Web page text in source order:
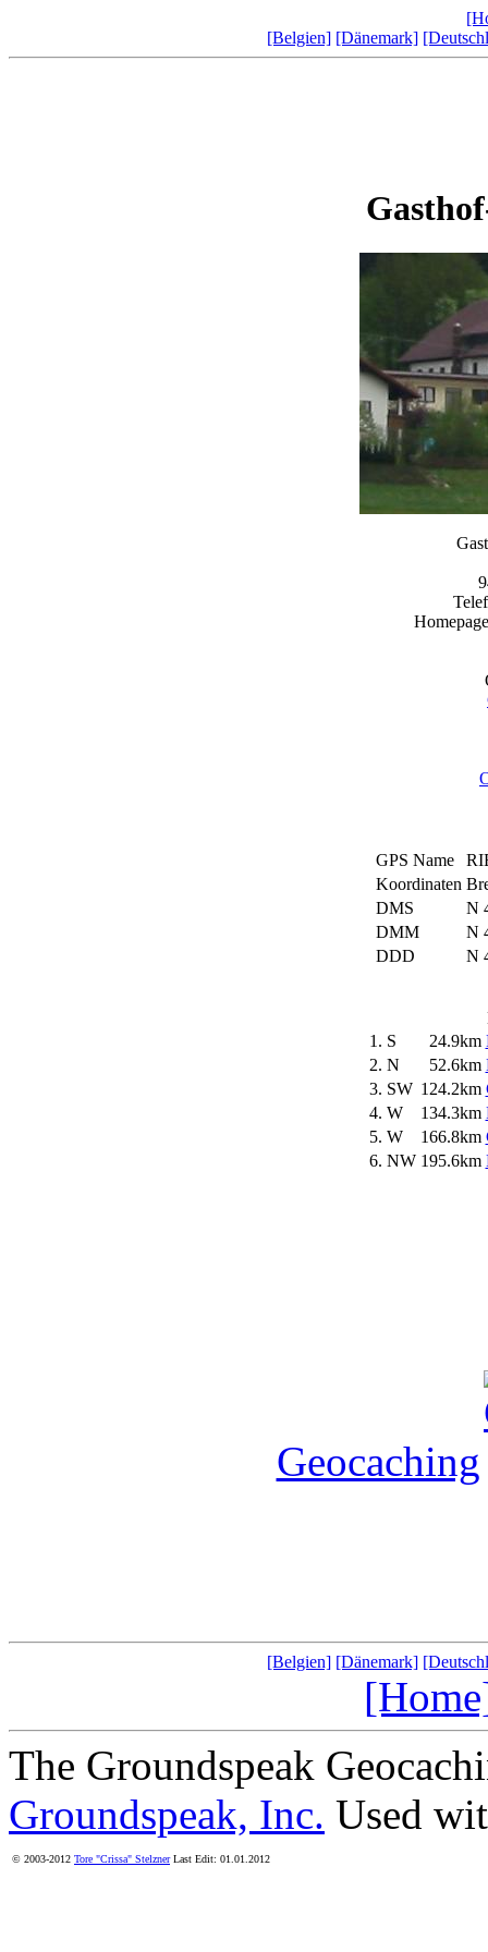
[Belgien] [Dänemark]
GPS Name
Koordinaten
DMS
N
DMM
N
DDD
N
1. S 24.9km
2. N 52.6km
3. SW 124.2km
4. W 134.3km
5. W 166.8km
6. NW 195.6km
Geocaching
[Belgien] [Dänemark]
The Groundspeak
Groundspeak, Inc. Used
© 2003-2012 Tore "Crissa" StelznerLast Edit: 01.01.2012